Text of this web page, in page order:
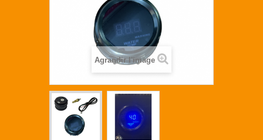
Agrandir l'image